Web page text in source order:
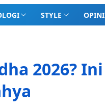
STYLE OPINI
2026? Ini